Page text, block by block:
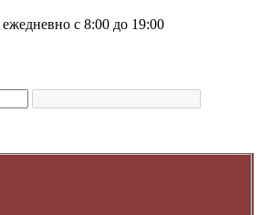
ежедневно с 8:00 до 19:00